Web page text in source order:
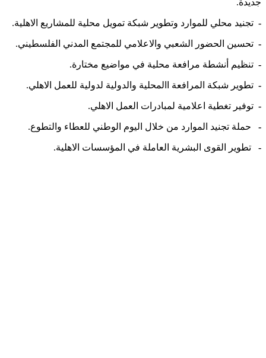
- تجنيد محلي للموارد وتطوير شبكة تمويل محلية للمشاريع الاهلية.
- تحسين الحضور الشعبي والاعلامي للمجتمع المدني الفلسطيني.
- تنظيم أنشطة مرافعة محلية في مواضيع مختارة.
- تطوير شبكة المرافعة االمحلية والدولية لدولية للعمل الاهلي.
- توفير تغطية اعلامية لمبادرات العمل الاهلي.
- حملة تجنيد الموارد من خلال اليوم الوطني للعطاء والتطوع.
- تطوير القوى البشرية العاملة في المؤسسات الاهلية.